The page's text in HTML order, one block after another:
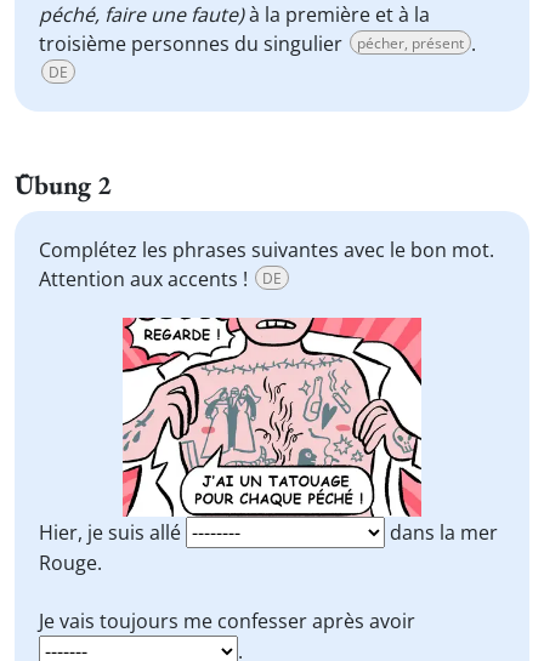
péché, faire une faute)à la première et à la
troisième personnes du singulier
pécher, présent .
DE
Übung 2
Complétez les phrases suivantes avec le bon mot.
Attention aux accents !
DE
Hier, je suis allé
dans la mer
Rouge.
Je vais toujours me confesser après avoir
.